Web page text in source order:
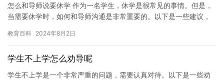
怎么和导师说要休学 作为一名学生，休学是很常见的事情。但是，
当需要休学时，如何和导师沟通是非常重要的。以下是一些建议，
教育百科 2024年8月2日
学生不上学怎么劝导呢
学生不上学是一个非常严重的问题，需要认真对待。以下是一些劝